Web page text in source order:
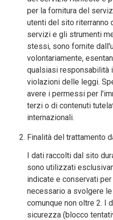
per la fornitura del
utenti del sito riterranno
servizi e gli strumenti
stessi, sono fornite
volontariamente,
qualsiasi responsabilità
violazioni delle leggi.
avere i permessi per
terzi o di contenuti
internazionali.
Finalità del trattamento
I dati raccolti dal sito
sono utilizzati
indicate e conservati
necessario a svolgere
comunque non oltre 2. I
sicurezza (blocco